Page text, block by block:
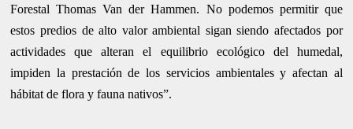
Forestal Thomas Van der Hammen. No podemos permitir que
estos predios de alto valor ambiental sigan siendo afectados por
actividades que alteran el equilibrio ecológico del humedal,
impiden la prestación de los servicios ambientales y afectan al
hábitat de flora y fauna nativos”.